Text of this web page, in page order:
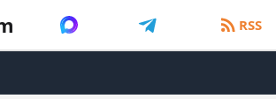
RSS